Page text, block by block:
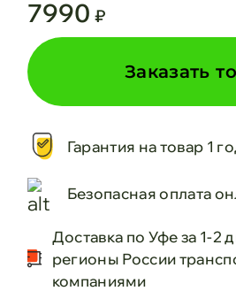
7990 ₽
Заказать
Гарантия на товар 1
Безопасная оплата
Доставка по Уфе за 1-2
регионы России
компаниями